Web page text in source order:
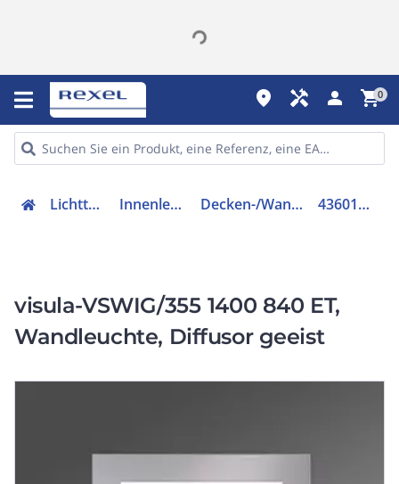
place handyman person shopping_cart0
Lichttechnik Innenleuchten Decken-/Wandleuchte 43601034115
visula-VSWIG/355 1400 840 ET,
Wandleuchte, Diffusor geeist